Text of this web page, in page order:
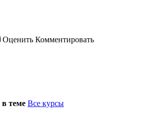
Оценить Комментировать
в теме Все курсы